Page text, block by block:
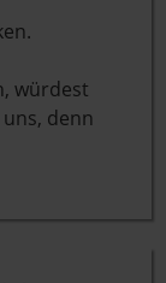
würdest
denn